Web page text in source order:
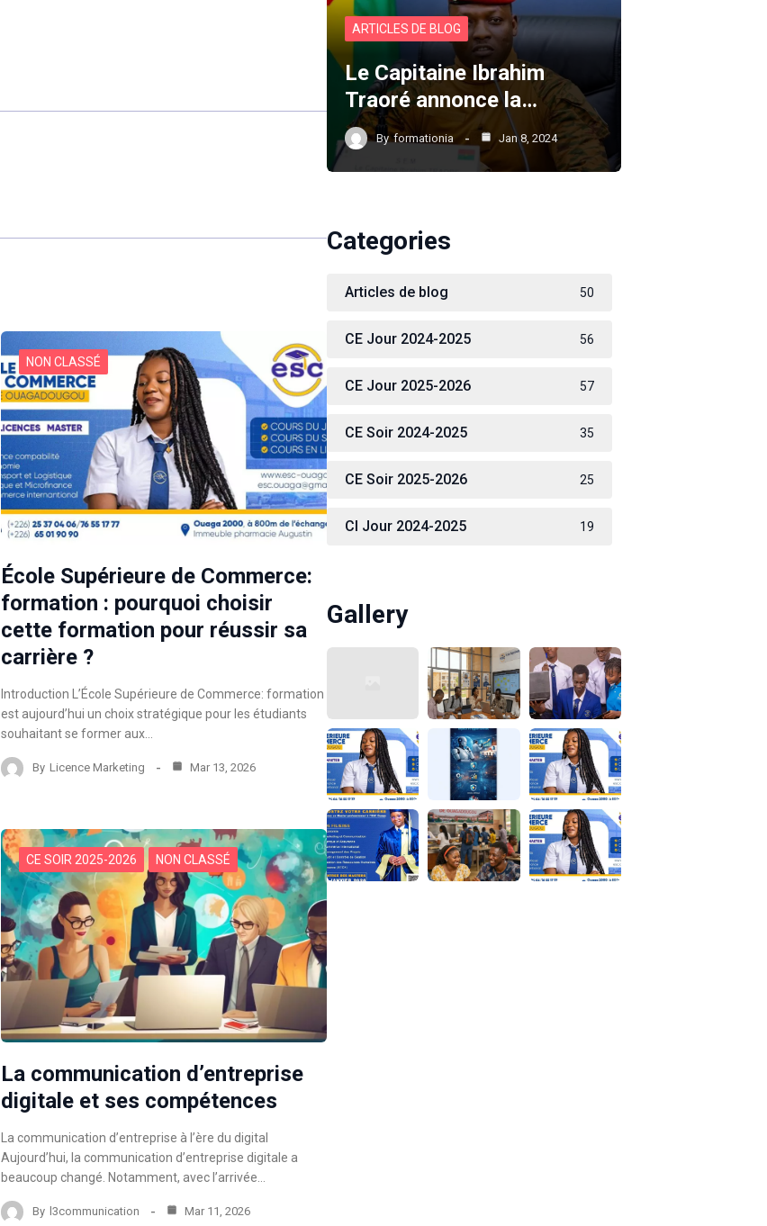
NON CLASSÉ
École Supérieure de Commerce:
formation : pourquoi choisir
cette formation pour réussir sa
carrière ?
Introduction L’École Supérieure de Commerce: formation
est aujourd’hui un choix stratégique pour les étudiants
souhaitant se former aux…
By Licence Marketing Mar 13, 2026
CE SOIR 2025-2026 NON CLASSÉ
La communication d’entreprise
digitale et ses compétences
La communication d’entreprise à l’ère du digital
Aujourd’hui, la communication d’entreprise digitale a
beaucoup changé. Notamment, avec l’arrivée…
By l3communication Mar 11, 2026
ARTICLES DE BLOG
Le Capitaine Ibrahim
Traoré annonce la…
By formationia Jan 8, 2024
Categories
Articles de blog 50
CE Jour 2024-2025 56
CE Jour 2025-2026 57
CE Soir 2024-2025 35
CE Soir 2025-2026 25
CI Jour 2024-2025 19
Gallery